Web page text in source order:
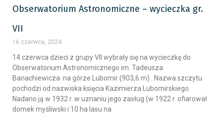
Obserwatorium Astronomiczne – wycieczka gr.
VII
16 czerwca, 2024
14 czerwca dzieci z grupy VII wybrały się na wycieczkę do
Obserwatorium Astronomicznego im. Tadeusza
Banachiewicza na górze Lubomir (903,6 m) . Nazwa szczytu
pochodzi od nazwiska księcia Kazimierza Lubomirskiego.
Nadano ją w 1932 r. w uznaniu jego zasług (w 1922 r. ofiarował
domek myśliwski i 10 ha lasu na